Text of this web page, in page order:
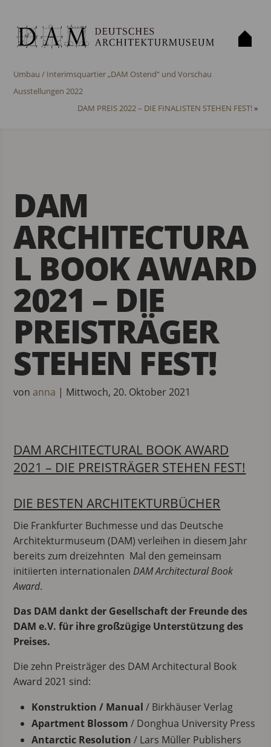
Umbau / Interimsquartier „DAM Ostend“ und Vorschau
Ausstellungen 2022
DAM PREIS 2022 – DIE FINALISTEN STEHEN FEST!»
DAM
ARCHITECTURA
L BOOK AWARD
2021 – DIE
PREISTRÄGER
STEHEN FEST!
von anna | Mittwoch, 20. Oktober 2021
DAM ARCHITECTURAL BOOK AWARD
2021 – DIE PREISTRÄGER STEHEN FEST!
DIE BESTEN ARCHITEKTURBÜCHER
Die Frankfurter Buchmesse und das Deutsche
Architekturmuseum (DAM) verleihen in diesem Jahr
bereits zum dreizehnten Mal den gemeinsam
initiierten internationalenDAM Architectural Book
Award.
Das DAM dankt der Gesellschaft der Freunde des
DAM e.V. für ihre großzügige Unterstützung des
Preises.
Die zehn Preisträger des DAM Architectural Book
Award 2021 sind:
Konstruktion / Manual / Birkhäuser Verlag
Apartment Blossom/ Donghua University Press
Antarctic Resolution/ Lars Müller Publishers